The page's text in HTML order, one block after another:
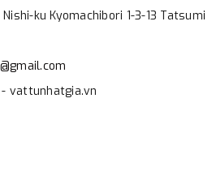
Nishi-ku Kyomachibori 1-3-13 Tatsumi
vattunhatgia.vn